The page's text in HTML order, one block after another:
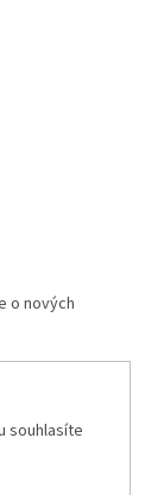
o nových
souhlasíte